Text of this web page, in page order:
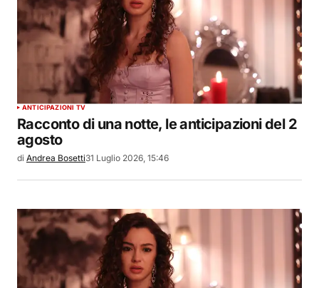
ANTICIPAZIONI TV
Racconto di una notte, le anticipazioni del 2
agosto
di Andrea Bosetti31 Luglio 2026, 15:46